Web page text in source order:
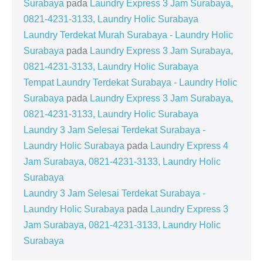
Surabaya pada Laundry Express 3 Jam Surabaya,
0821-4231-3133, Laundry Holic Surabaya
Laundry Terdekat Murah Surabaya - Laundry Holic
Surabaya pada Laundry Express 3 Jam Surabaya,
0821-4231-3133, Laundry Holic Surabaya
Tempat Laundry Terdekat Surabaya - Laundry Holic
Surabaya pada Laundry Express 3 Jam Surabaya,
0821-4231-3133, Laundry Holic Surabaya
Laundry 3 Jam Selesai Terdekat Surabaya -
Laundry Holic Surabaya pada Laundry Express 4
Jam Surabaya, 0821-4231-3133, Laundry Holic
Surabaya
Laundry 3 Jam Selesai Terdekat Surabaya -
Laundry Holic Surabaya pada Laundry Express 3
Jam Surabaya, 0821-4231-3133, Laundry Holic
Surabaya